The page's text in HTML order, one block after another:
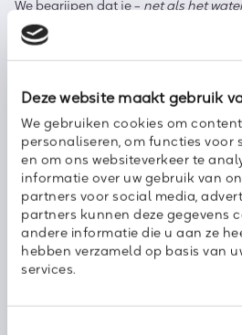
Deze website maakt gebruik
We gebruiken cookies om
personaliseren, om functies voor
en om ons websiteverkeer te
informatie over uw gebruik van
partners voor social media,
partners kunnen deze gegevens
andere informatie die u aan ze
hebben verzameld op basis van
services.
We begrijpen dat je – net als het
hebt dat wifi altijd werkt. En daar
hebben. Dat maken we graag voor
van Axoft biedt alle onderdelen voor
hoeft te investeren. Dat noemen we
Voor een vast bedrag per maand
een veilig, stabiel en betrouwbaar
Jouw wifi goed geregeld
Twijfel je of jouw zakelijke wifi nog bij
met ons op voor een vrijblijvend
leggen (wifi)netwerken tot
bedrijfsnetwerken ‒ bij Axoft zorgen